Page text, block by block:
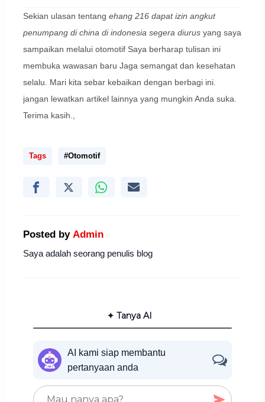
Sekian ulasan tentang ehang 216 dapat izin angkut
penumpang di china di indonesia segera diurusyang saya
sampaikan melalui otomotif Saya berharap tulisan ini
membuka wawasan baru Jaga semangat dan kesehatan
selalu. Mari kita sebar kebaikan dengan berbagi ini.
jangan lewatkan artikel lainnya yang mungkin Anda suka.
Terima kasih.,
Tags #Otomotif
Posted by Admin
Saya adalah seorang penulis blog
✦ Tanya AI
AI kami siap membantu
pertanyaan anda